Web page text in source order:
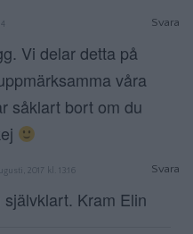
Svara
Vi delar detta på
våra
såklart bort om du
Svara
2017 kl. 13:16
självklart. Kram Elin